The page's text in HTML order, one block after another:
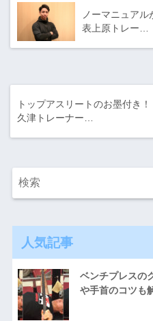
ノーマニュア
表上原トレー…
トップアスリートのお墨付き
久津トレーナー…
人気記事
ベンチプレスの
や手首のコツも